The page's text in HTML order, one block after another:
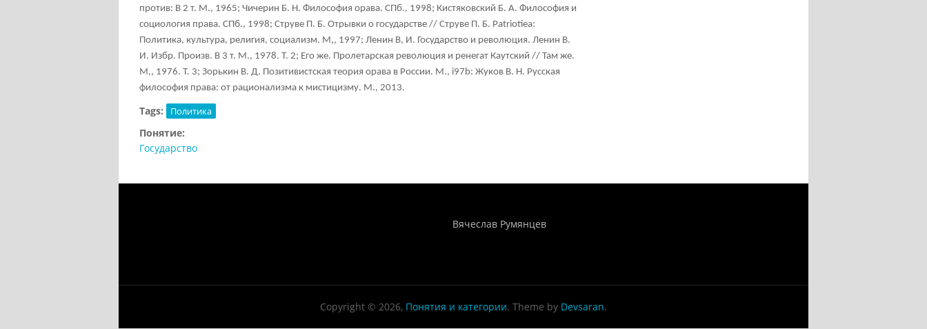
против: В 2 т. М., 1965; Чичерин Б. Н. Философия орава. СПб., 1998; Кистяковский Б. А. Философия и
социология права. СПб., 1998; Струве П. Б. Отрывки о государстве // Струве П. Б. Patriotiea:
Политика, культура, религия, социализм. М,, 1997; Ленин В, И. Государство и революция. Ленин В.
И. Избр. Произв. В 3 т. М., 1978. Т. 2; Его же. Пролетарская революция и ренегат Каутский // Там же.
М,, 1976. Т. 3; Зорькин В. Д. Позитивистская теория орава в России. М., i97b: Жуков В. Н. Русская
философия права: от рационализма к мистицизму. М., 2013.
Tags: Политика
Понятие:
Государство
Вячеслав Румянцев
Copyright © 2026, Понятия и категории. Theme by Devsaran.